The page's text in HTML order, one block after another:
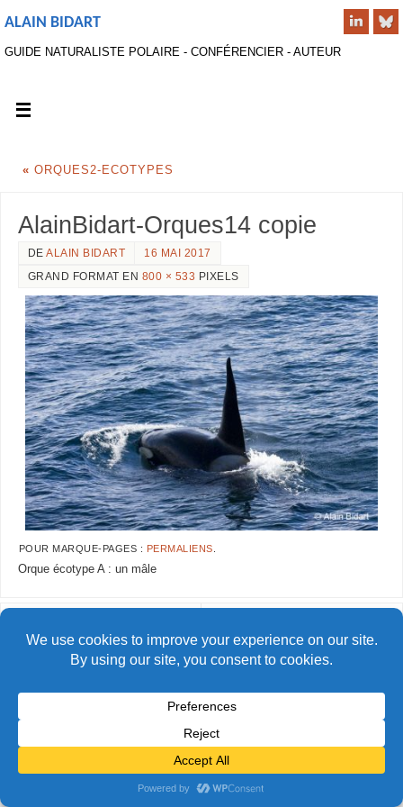
ALAIN BIDART
GUIDE NATURALISTE POLAIRE - CONFÉRENCIER - AUTEUR
« ORQUES2-ECOTYPES
AlainBidart-Orques14 copie
DEALAIN BIDART
16 MAI 2017
GRAND FORMAT EN 800 × 533 PIXELS
POUR MARQUE-PAGES : PERMALIENS
Orque écotype A : un mâle
© Alain Bidart (2026) - Tous droits réservés
FIÈREMENT PROPULSÉ PARPARABOLA